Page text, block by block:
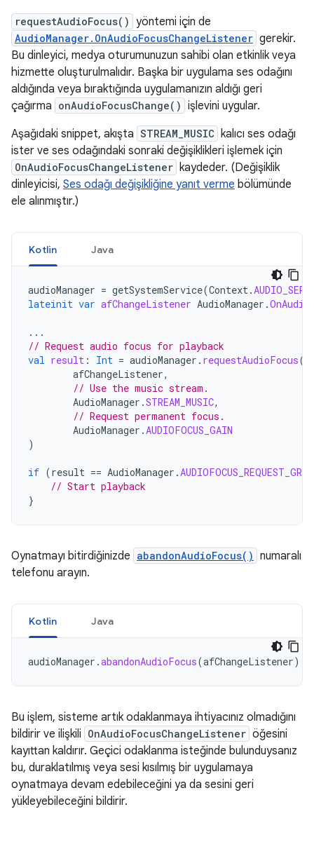
requestAudioFocus() yöntemi için de
AudioManager.OnAudioFocusChangeListener gerekir.
Bu dinleyici, medya oturumunuzun sahibi olan etkinlik veya
hizmette oluşturulmalıdır. Başka bir uygulama ses odağını
aldığında veya bıraktığında uygulamanızın aldığı geri
çağırma onAudioFocusChange() işlevini uygular.
Aşağıdaki snippet, akışta STREAM_MUSIC kalıcı ses odağı
ister ve ses odağındaki sonraki değişiklikleri işlemek için
OnAudioFocusChangeListener kaydeder. (Değişiklik
dinleyicisi, Ses odağı değişikliğine yanıt verme bölümünde
ele alınmıştır.)
Kotlin Java
audioManager = getSystemService(Context.
lateinit var afChangeListener AudioManager .
...
// Request audio focus for playback
val result : Int = audioManager . requestAudioFocus(
afChangeListener,
// Use the music stream.
AudioManager .STREAM_MUSIC,
// Request permanent focus.
AudioManager .AUDIOFOCUS_GAIN
)
if (result == AudioManager .
// Start playback
}
Oynatmayı bitirdiğinizde abandonAudioFocus() numaralı
telefonu arayın.
Kotlin Java
audioManager .abandonAudioFocus(afChangeListener)
Bu işlem, sisteme artık odaklanmaya ihtiyacınız olmadığını
bildirir ve ilişkili OnAudioFocusChangeListener öğesini
kayıttan kaldırır. Geçici odaklanma isteğinde bulunduysanız
bu, duraklatılmış veya sesi kısılmış bir uygulamaya
oynatmaya devam edebileceğini ya da sesini geri
yükleyebileceğini bildirir.